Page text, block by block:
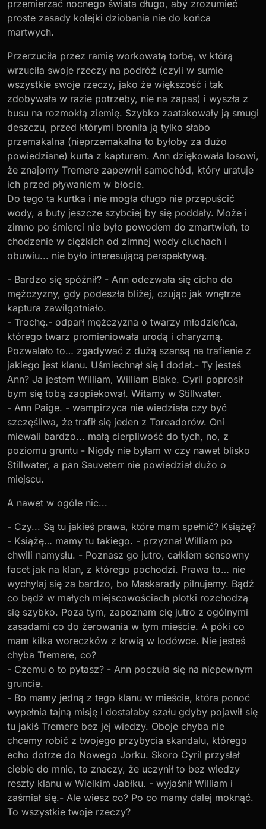
przemierzać nocnego świata długo, aby zrozumieć
proste zasady kolejki dziobania nie do końca
martwych.
Przerzuciła przez ramię workowatą torbę, w którą
wrzuciła swoje rzeczy na podróż (czyli w sumie
wszystkie swoje rzeczy, jako że większość i tak
zdobywała w razie potrzeby, nie na zapas) i wyszła z
busu na rozmokłą ziemię. Szybko zaatakowały ją smugi
deszczu, przed którymi broniła ją tylko słabo
przemakalna (nieprzemakalna to byłoby za dużo
powiedziane) kurta z kapturem. Ann dziękowała losowi,
że znajomy Tremere zapewnił samochód, który uratuje
ich przed pływaniem w błocie.
Do tego ta kurtka i nie mogła długo nie przepuścić
wody, a buty jeszcze szybciej by się poddały. Może i
zimno po śmierci nie było powodem do zmartwień, to
chodzenie w ciężkich od zimnej wody ciuchach i
obuwiu... nie było interesującą perspektywą.
- Bardzo się spóźnił? - Ann odezwała się cicho do
mężczyzny, gdy podeszła bliżej, czując jak wnętrze
kaptura zawilgotniało.
- Trochę.- odparł mężczyzna o twarzy młodzieńca,
którego twarz promieniowała urodą i charyzmą.
Pozwalało to… zgadywać z dużą szansą na trafienie z
jakiego jest klanu. Uśmiechnął się i dodał.- Ty jesteś
Ann? Ja jestem William, William Blake. Cyril poprosił
bym się tobą zaopiekował. Witamy w Stillwater.
- Ann Paige. - wampirzyca nie wiedziała czy być
szczęśliwa, że trafił się jeden z Toreadorów. Oni
miewali bardzo... małą cierpliwość do tych, no, z
poziomu gruntu - Nigdy nie byłam w czy nawet blisko
Stillwater, a pan Sauveterr nie powiedział dużo o
miejscu.
A nawet w ogóle nic...
- Czy... Są tu jakieś prawa, które mam spełnić? Książę?
- Książę… mamy tu takiego. - przyznał William po
chwili namysłu. - Poznasz go jutro, całkiem sensowny
facet jak na klan, z którego pochodzi. Prawa to… nie
wychylaj się za bardzo, bo Maskarady pilnujemy. Bądź
co bądź w małych miejscowościach plotki rozchodzą
się szybko. Poza tym, zapoznam cię jutro z ogólnymi
zasadami co do żerowania w tym mieście. A póki co
mam kilka woreczków z krwią w lodówce. Nie jesteś
chyba Tremere, co?
- Czemu o to pytasz? - Ann poczuła się na niepewnym
gruncie.
- Bo mamy jedną z tego klanu w mieście, która ponoć
wypełnia tajną misję i dostałaby szału gdyby pojawił się
tu jakiś Tremere bez jej wiedzy. Oboje chyba nie
chcemy robić z twojego przybycia skandalu, którego
echo dotrze do Nowego Jorku. Skoro Cyril przysłał
ciebie do mnie, to znaczy, że uczynił to bez wiedzy
reszty klanu w Wielkim Jabłku. - wyjaśnił William i
zaśmiał się.- Ale wiesz co? Po co mamy dalej moknąć.
To wszystkie twoje rzeczy?